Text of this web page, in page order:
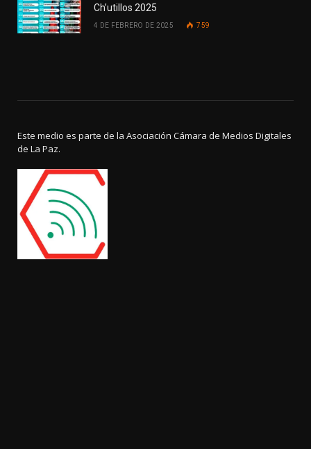
Ch’utillos 2025
4 DE FEBRERO DE 2025 759
Este medio es parte de la Asociación Cámara de Medios Digitales
de La Paz.